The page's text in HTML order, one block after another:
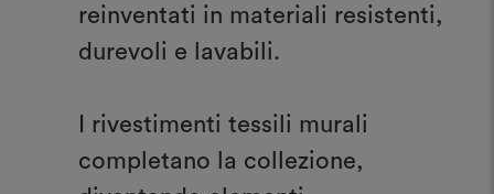
reinventati in materiali resistenti,
durevoli e lavabili.
I rivestimenti tessili murali
completano la collezione,